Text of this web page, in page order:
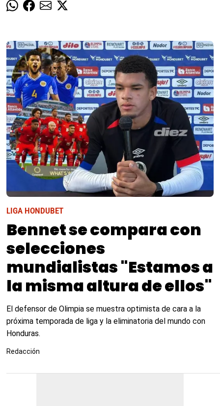
LIGA HONDUBET
Bennet se compara con
selecciones
mundialistas "Estamos a
la misma altura de ellos"
El defensor de Olimpia se muestra optimista de cara a la
próxima temporada de liga y la eliminatoria del mundo con
Honduras.
Redacción